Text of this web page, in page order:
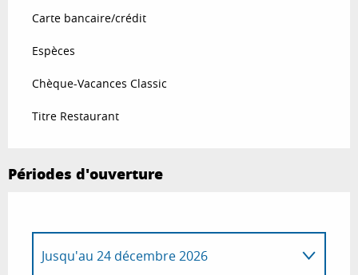
Carte bancaire/crédit
Espèces
Chèque-Vacances Classic
Titre Restaurant
Périodes d'ouverture
Jusqu'au 24 décembre 2026